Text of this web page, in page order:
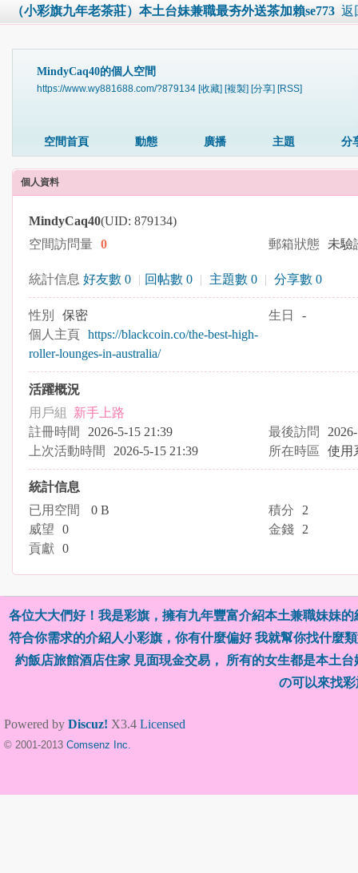
（小彩旗九年老茶莊）本土台妹兼職最夯外送茶加賴se773 返
MindyCaq40的個人空間
https://www.wy881688.com/?879134 [收藏] [複製] [分享] [RSS]
空間首頁 動態 廣播 主題 分
個人資料
MindyCaq40(UID: 879134)
空間訪問量 0 郵箱狀態 未驗
統計信息 好友數 0 | 回帖數 0 | 主題數 0 | 分享數 0
性別 保密 生日
-
個人主頁 https://blackcoin.co/the-best-high-
roller-lounges-in-australia/
活躍概況
用戶組 新手上路
註冊時間
2026-5-15 21:39 最後訪問
上次活動時間
2026-5-15 21:39 所在時區 使用
統計信息
已用空間
0 B 積分
2
威望
0 金錢
2
貢獻 0
各位大大們好！我是彩旗，擁有九年豐富介紹本土兼職妹妹
符合你需求的介紹人小彩旗，你有什麼偏好 我就幫你找什麼
約飯店旅館酒店住家 見面現金交易， 所有的女生都是本土
の可以來找
Powered by Discuz! X3.4 Licensed
© 2001-2013 Comsenz Inc.